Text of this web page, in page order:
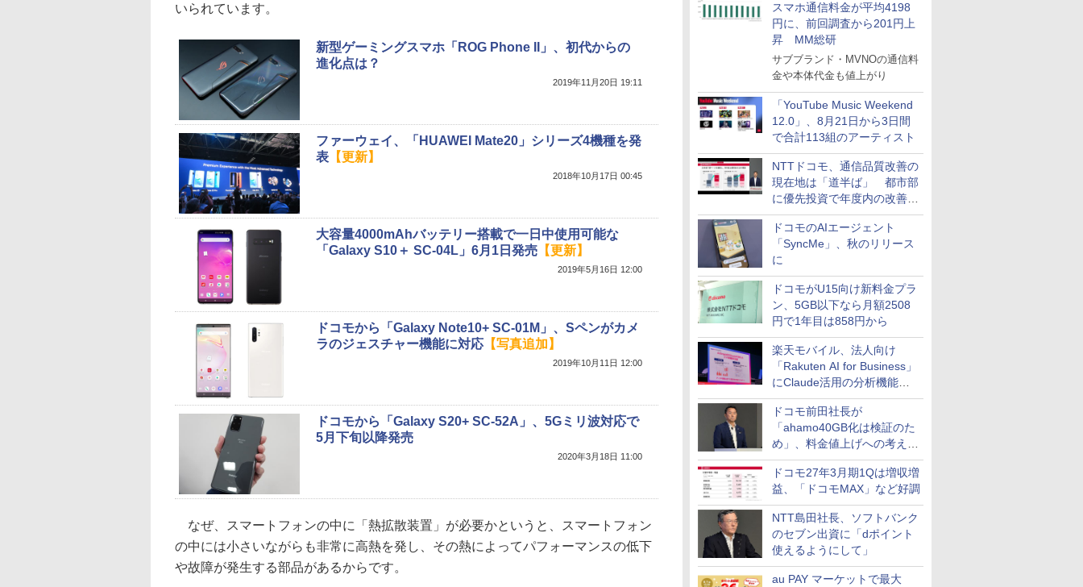
スマホ通信料金が平均4198
円に、前回調査から201円上
昇 MM総研
サブブランド・MVNOの通信料
金や本体代金も値上がり
「YouTube Music Weekend
12.0」、8月21日から3日間
で合計113組のアーティスト
NTTドコモ、通信品質改善の
現在地は「道半ば」 都市部
に優先投資で年度内の改善目
指す
ドコモのAIエージェント
「SyncMe」、秋のリリース
に
ドコモがU15向け新料金プラ
ン、5GB以下なら月額2508
円で1年目は858円から
楽天モバイル、法人向け
「Rakuten AI for Business」
にClaude活用の分析機能な
どを追加
ドコモ前田社長が
「ahamo40GB化は検証のた
め」、料金値上げへの考え方
にも言及
ドコモ27年3月期1Qは増収増
益、「ドコモMAX」など好調
NTT島田社長、ソフトバンク
のセブン出資に「dポイント
使えるようにして」
au PAY マーケットで最大
いられています。
新型ゲーミングスマホ「ROG Phone II」、初代からの
進化点は？
2019年11月20日 19:11
ファーウェイ、「HUAWEI Mate20」シリーズ4機種を発
表 【更新】
2018年10月17日 00:45
大容量4000mAhバッテリー搭載で一日中使用可能な
「Galaxy S10＋ SC-04L」6月1日発売 【更新】
2019年5月16日 12:00
ドコモから「Galaxy Note10+ SC-01M」、Sペンがカメ
ラのジェスチャー機能に対応 【写真追加】
2019年10月11日 12:00
ドコモから「Galaxy S20+ SC-52A」、5Gミリ波対応で
5月下旬以降発売
2020年3月18日 11:00
なぜ、スマートフォンの中に「熱拡散装置」が必要かというと、スマートフォン
の中には小さいながらも非常に高熱を発し、その熱によってパフォーマンスの低下
や故障が発生する部品があるからです。